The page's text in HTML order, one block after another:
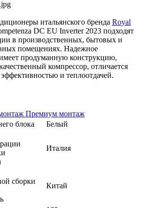
итальянского бренда Royal
DC EU Inverter 2023 подходят
в производственных, бытовых и
помещениях. Надежное
продуманную конструкцию,
компрессор, отличается
и теплоотдачей.
Премиум монтаж
блока
Белый
Италия
сборки
Китай